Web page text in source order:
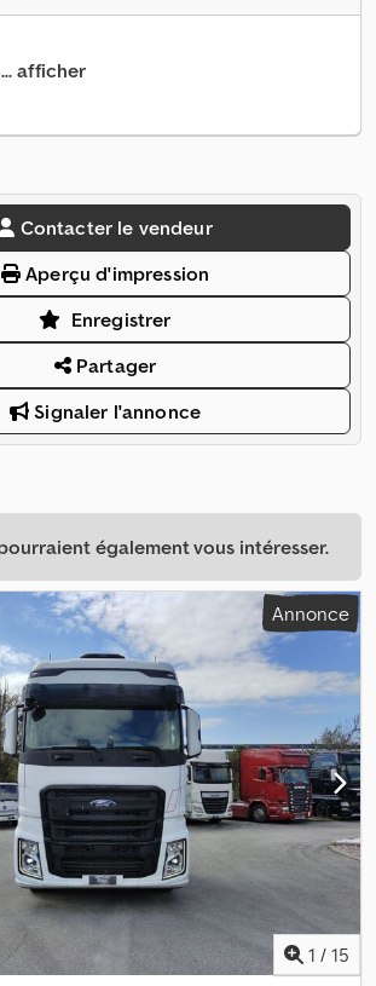
afficher
Contacter le vendeur
Aperçu d'impression
Enregistrer
Partager
Signaler l'annonce
également vous intéresser.
Annonce
1 / 15